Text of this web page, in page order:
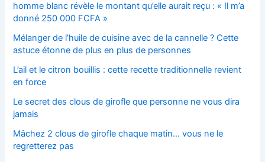
homme blanc révèle le montant qu’elle aurait reçu : « Il m’a
donné 250 000 FCFA »
Mélanger de l’huile de cuisine avec de la cannelle ? Cette
astuce étonne de plus en plus de personnes
L’ail et le citron bouillis : cette recette traditionnelle revient
en force
Le secret des clous de girofle que personne ne vous dira
jamais
Mâchez 2 clous de girofle chaque matin… vous ne le
regretterez pas